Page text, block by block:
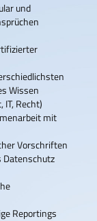
und
Wissen
Recht)
mit
Vorschriften
Datenschutz
Reportings